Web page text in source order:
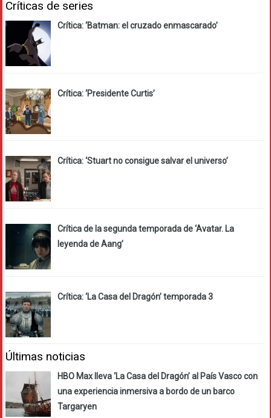
Críticas de series
Crítica: ‘Batman: el cruzado enmascarado’
Crítica: ‘Presidente Curtis’
Crítica: ‘Stuart no consigue salvar el universo’
Crítica de la segunda temporada de ‘Avatar. La
leyenda de Aang’
Crítica: ‘La Casa del Dragón’ temporada 3
Últimas noticias
HBO Max lleva ‘La Casa del Dragón’ al País Vasco con
una experiencia inmersiva a bordo de un barco
Targaryen